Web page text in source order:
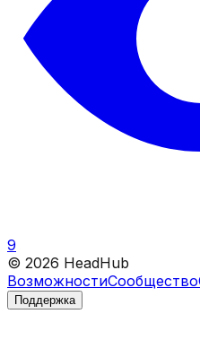
9
© 2026 HeadHub
ВозможностиСообщество
Поддержка